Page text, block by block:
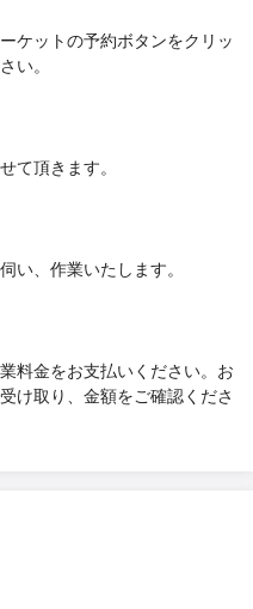
ケットの予約ボタンをクリッ
い。
て頂きます。
い、作業いたします。
料金をお支払いください。お
け取り、金額をご確認くださ